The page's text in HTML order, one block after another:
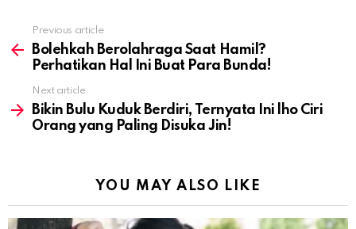
more
Previous article
Bolehkah Berolahraga Saat Hamil?
Perhatikan Hal Ini Buat Para Bunda!
Next article
Bikin Bulu Kuduk Berdiri, Ternyata Ini lho Ciri
Orang yang Paling Disuka Jin!
YOU MAY ALSO LIKE